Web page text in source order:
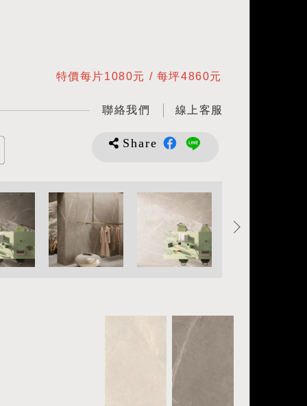
特價每片1080元 / 每坪4860元
聯絡我們 線上客服
Share